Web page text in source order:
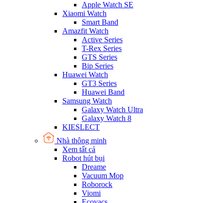
Apple Watch SE
Xiaomi Watch
Smart Band
Amazfit Watch
Active Series
T-Rex Series
GTS Series
Bip Series
Huawei Watch
GT3 Series
Huawei Band
Samsung Watch
Galaxy Watch Ultra
Galaxy Watch 8
KIESLECT
Nhà thông minh
Xem tất cả
Robot hút bụi
Dreame
Vacuum Mop
Roborock
Viomi